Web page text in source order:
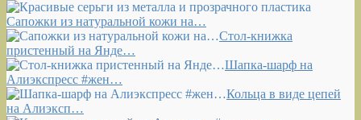
Сапожки из натуральной кожи на…
Стол-книжка
пристенный на Янде…
Шапка-шарф на
Алиэкспресс #жен…
Кольца в виде цепей
на Алиэксп…